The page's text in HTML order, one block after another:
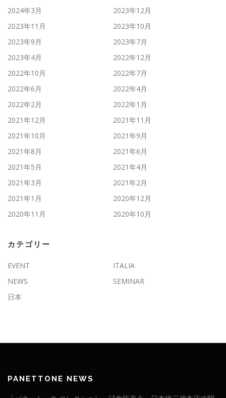
2024年3月
2023年12月
2023年11月
2023年10月
2023年9月
2023年7月
2023年4月
2022年12月
2022年10月
2022年7月
2022年6月
2022年4月
2022年2月
2022年1月
2021年12月
2021年11月
2021年10月
2021年9月
2021年8月
2021年6月
2021年5月
2021年4月
2021年3月
2021年2月
2021年1月
2020年12月
2020年11月
2020年10月
カテゴリー
EVENT
ITALIA
NEWS
SEMINAR
日本
PANETTONE NEWS